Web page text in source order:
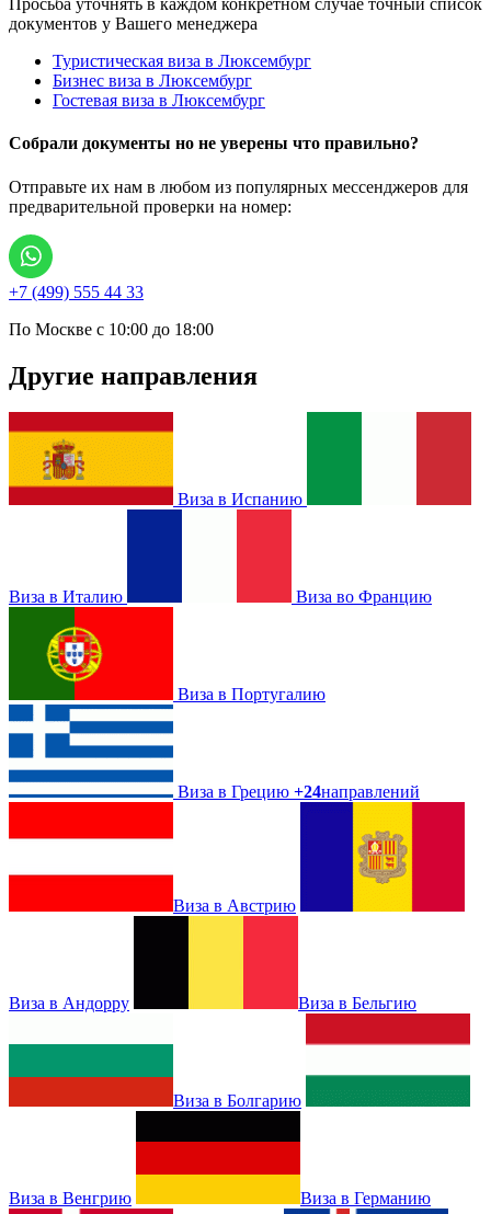
Просьба уточнять в каждом конкретном случае точный список
документов у Вашего менеджера
Туристическая виза в Люксембург
Бизнес виза в Люксембург
Гостевая виза в Люксембург
Собрали документы но не уверены что правильно?
Отправьте их нам в любом из популярных мессенджеров для
предварительной проверки на номер:
+7 (499) 555 44 33
По Москве с 10:00 до 18:00
Другие направления
Виза в Испанию
Виза в Италию Виза во Францию
Виза в Португалию
Виза в Грецию +24направлений
Виза в Австрию
Виза в Андорру Виза в Бельгию
Виза в Болгарию
Виза в Венгрию Виза в Германию